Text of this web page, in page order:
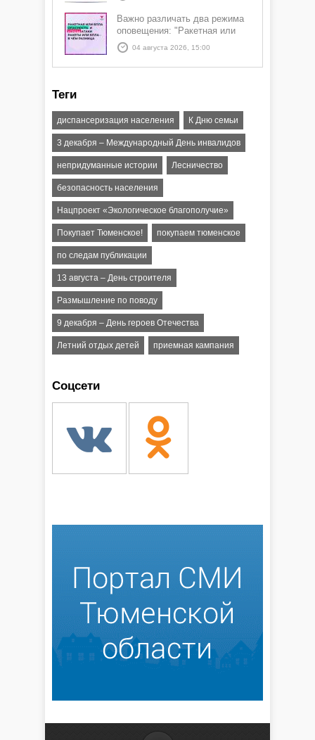
Важно различать два режима
оповещения: "Ракетная или
БПЛА опасность" и "Угроза
атаки ракеты или БПЛА"
04 августа 2026, 15:00
Теги
диспансеризация населения К Дню семьи
3 декабря – Международный День инвалидов
непридуманные истории Лесничество
безопасность населения
Нацпроект «Экологическое благополучие»
Покупает Тюменское! покупаем тюменское
по следам публикации
13 августа – День строителя
Размышление по поводу
9 декабря – День героев Отечества
Летний отдых детей приемная кампания
Соцсети